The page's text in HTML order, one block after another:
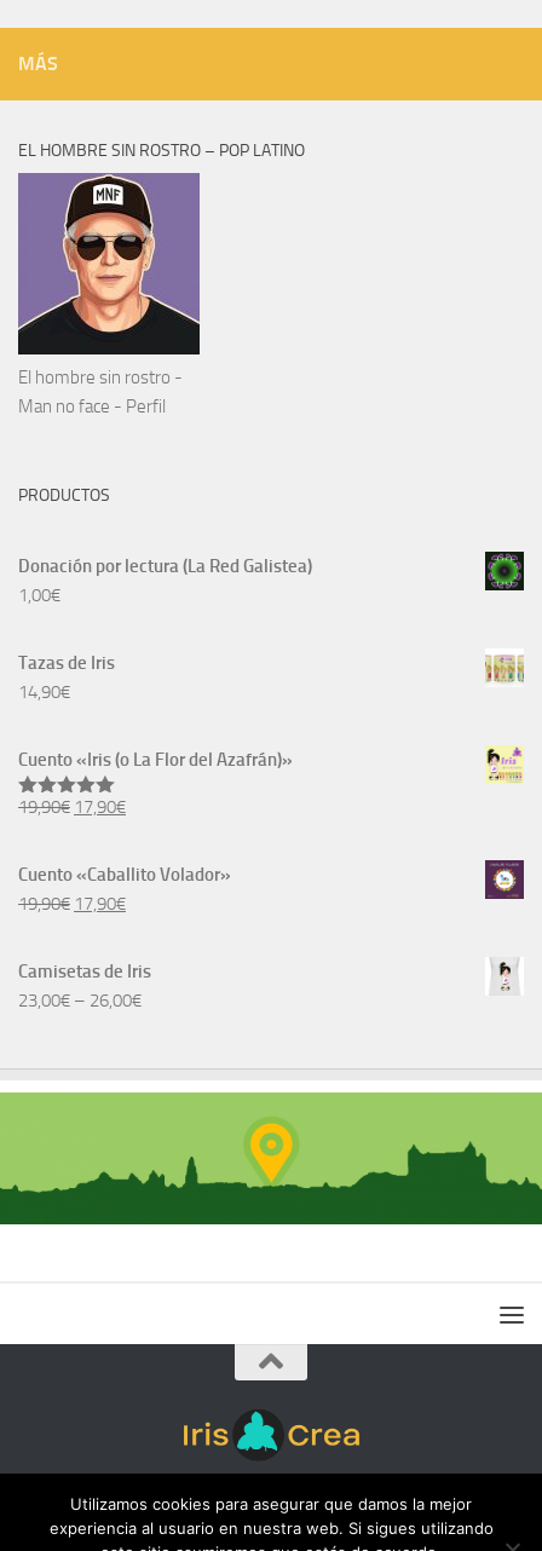
MÁS
EL HOMBRE SIN ROSTRO – POP LATINO
El hombre sin rostro -
Man no face - Perfil
PRODUCTOS
Donación por lectura (La Red Galistea)
1,00€
Tazas de Iris
14,90€
Cuento «Iris (o La Flor del Azafrán)»
Valorado
19,90€ El
original
era:
17,90€El
actual
es:
Cuento «Caballito Volador»
19,90€ El
original
era:
17,90€El
actual
es:
Camisetas de Iris
23,00€ – 26,00€
Iris Crea © 2026. Todos los derechos reservados.
Utilizamos cookies para asegurar que damos la mejor
experiencia al usuario en nuestra web. Si sigues utilizando